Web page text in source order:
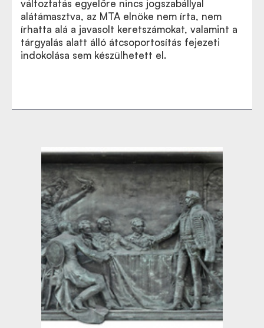
változtatás egyelőre nincs jogszabállyal
alátámasztva, az MTA elnöke nem írta, nem
írhatta alá a javasolt keretszámokat, valamint a
tárgyalás alatt álló átcsoportosítás fejezeti
indokolása sem készülhetett el.